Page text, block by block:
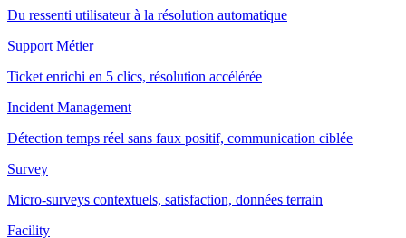
Du ressenti utilisateur à la résolution automatique
Support Métier
Ticket enrichi en 5 clics, résolution accélérée
Incident Management
Détection temps réel sans faux positif, communication ciblée
Survey
Micro-surveys contextuels, satisfaction, données terrain
Facility